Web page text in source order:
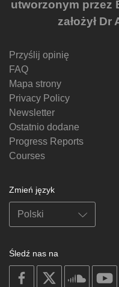
utworzonym przez
założył
Przyślij opinię
FAQ
Mapa strony
Privacy Policy
Newsletter
Ostatnio dodane
Progress Reports
Courses
Zmień język
Śledź nas na
on
facebook